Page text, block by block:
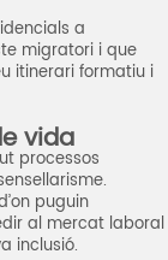
a
migratori i que
itinerari formatiu i
vida
processos
puguin
al mercat laboral
inclusió.